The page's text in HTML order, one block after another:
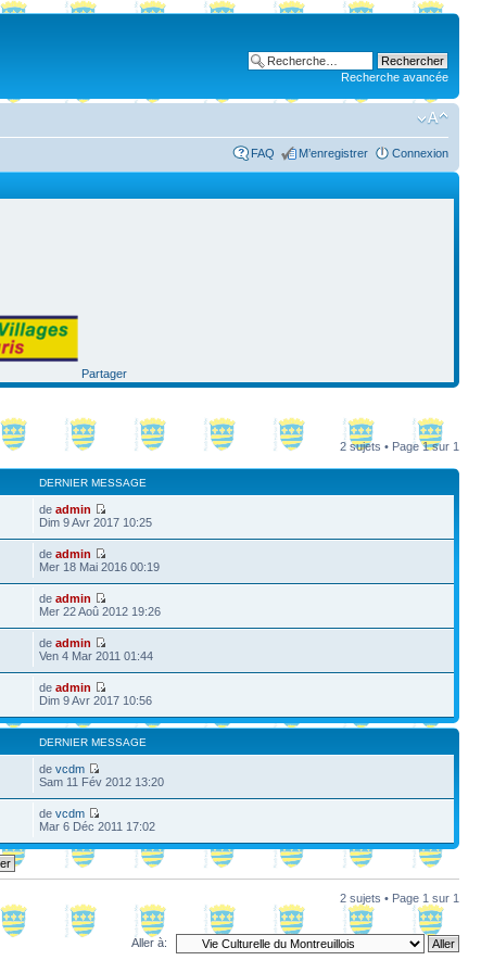
Recherche avancée
FAQ M’enregistrer Connexion
Partager
2 sujets • Page1sur 1
DERNIER MESSAGE
deadmin
Dim 9 Avr 2017 10:25
deadmin
Mer 18 Mai 2016 00:19
deadmin
Mer 22 Aoû 2012 19:26
deadmin
Ven 4 Mar 2011 01:44
deadmin
Dim 9 Avr 2017 10:56
DERNIER MESSAGE
devcdm
Sam 11 Fév 2012 13:20
devcdm
Mar 6 Déc 2011 17:02
2 sujets • Page 1 sur 1
Aller à: